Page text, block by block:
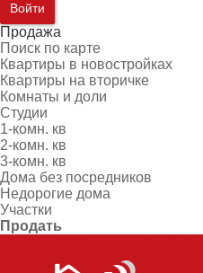
Войти
Продажа
Поиск по карте
Квартиры в новостройках
Квартиры на вторичке
Комнаты и доли
Студии
1-комн. кв
2-комн. кв
3-комн. кв
Дома без посредников
Недорогие дома
Участки
Продать